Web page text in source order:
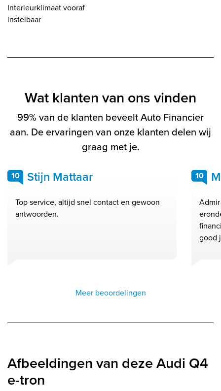
Interieurklimaat vooraf
instelbaar
Wat klanten van ons vinden
99% van de klanten beveelt Auto Financier
aan. De ervaringen van onze klanten delen wij
graag met je.
10 Stijn Mattaar
Top service, altijd snel contact en gewoon
antwoorden.
10
good
Meer beoordelingen
Afbeeldingen van deze Audi Q4
e-tron